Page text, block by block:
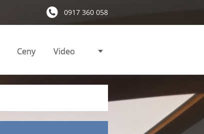
0917 360 058
Ceny Video